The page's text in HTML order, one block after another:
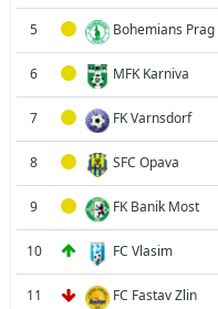
5 Bohemians Prag
6 MFK Karniva
7 FK Varnsdorf
8 SFC Opava
9 FK Banik Most
10 FC Vlasim
11 FC Fastav Zlin